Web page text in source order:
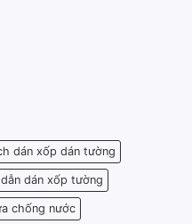
dán xốp dán tường
dán xốp tường
chống nước